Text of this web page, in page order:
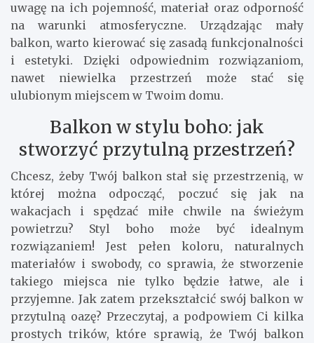
uwagę na ich pojemność, materiał oraz odporność
na warunki atmosferyczne. Urządzając mały
balkon, warto kierować się zasadą funkcjonalności
i estetyki. Dzięki odpowiednim rozwiązaniom,
nawet niewielka przestrzeń może stać się
ulubionym miejscem w Twoim domu.
Balkon w stylu boho: jak
stworzyć przytulną przestrzeń?
Chcesz, żeby Twój balkon stał się przestrzenią, w
której można odpocząć, poczuć się jak na
wakacjach i spędzać miłe chwile na świeżym
powietrzu? Styl boho może być idealnym
rozwiązaniem! Jest pełen koloru, naturalnych
materiałów i swobody, co sprawia, że stworzenie
takiego miejsca nie tylko będzie łatwe, ale i
przyjemne. Jak zatem przekształcić swój balkon w
przytulną oazę? Przeczytaj, a podpowiem Ci kilka
prostych trików, które sprawią, że Twój balkon